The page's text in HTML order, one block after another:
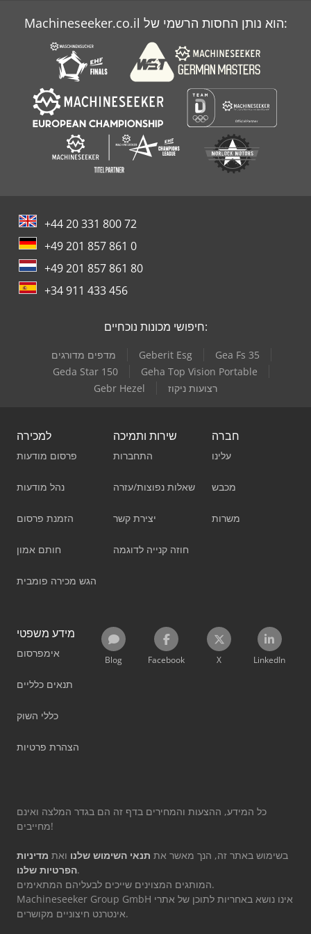
Case Ih Mx 150
Case Ih Mx 285
Machineseeker.co.il הוא נותן החסות הרשמי של:
+44 20 331 800 72
+49 201 857 861 0
+49 201 857 861 80
+34 911 433 456
חיפושי מכונות נוכחיים:
מדפים מדורגים Geberit Esg
Gea Fs 35
Geda Star 150
Geha Top Vision Portable
Gebr Hezel
רצועות ניקוז
למכירה
פרסום מודעות
נהל מודעות
הזמנת פרסום
חותם אמון
הגש מכירה פומבית
שירות ותמיכה
התחברות
שאלות נפוצות/עזרה
יצירת קשר
חוזה קנייה לדוגמה
חברה
עלינו
מכבש
משרות
מידע משפטי
אימפרסום
תנאים כלליים
כללי השוק
הצהרת פרטיות
Blog Facebook X LinkedIn
כל המידע, ההצעות והמחירים בדף זה הם בגדר המלצה ואינם
מחייבים!
בשימוש באתר זה, הנך מאשר את תנאי השימוש שלנו ואת מדיניות
הפרטיות שלנו.
המותגים המצוינים שייכים לבעליהם המתאימים.
Machineseeker Group GmbH אינו נושא באחריות לתוכן של אתרי
אינטרנט חיצוניים מקושרים.